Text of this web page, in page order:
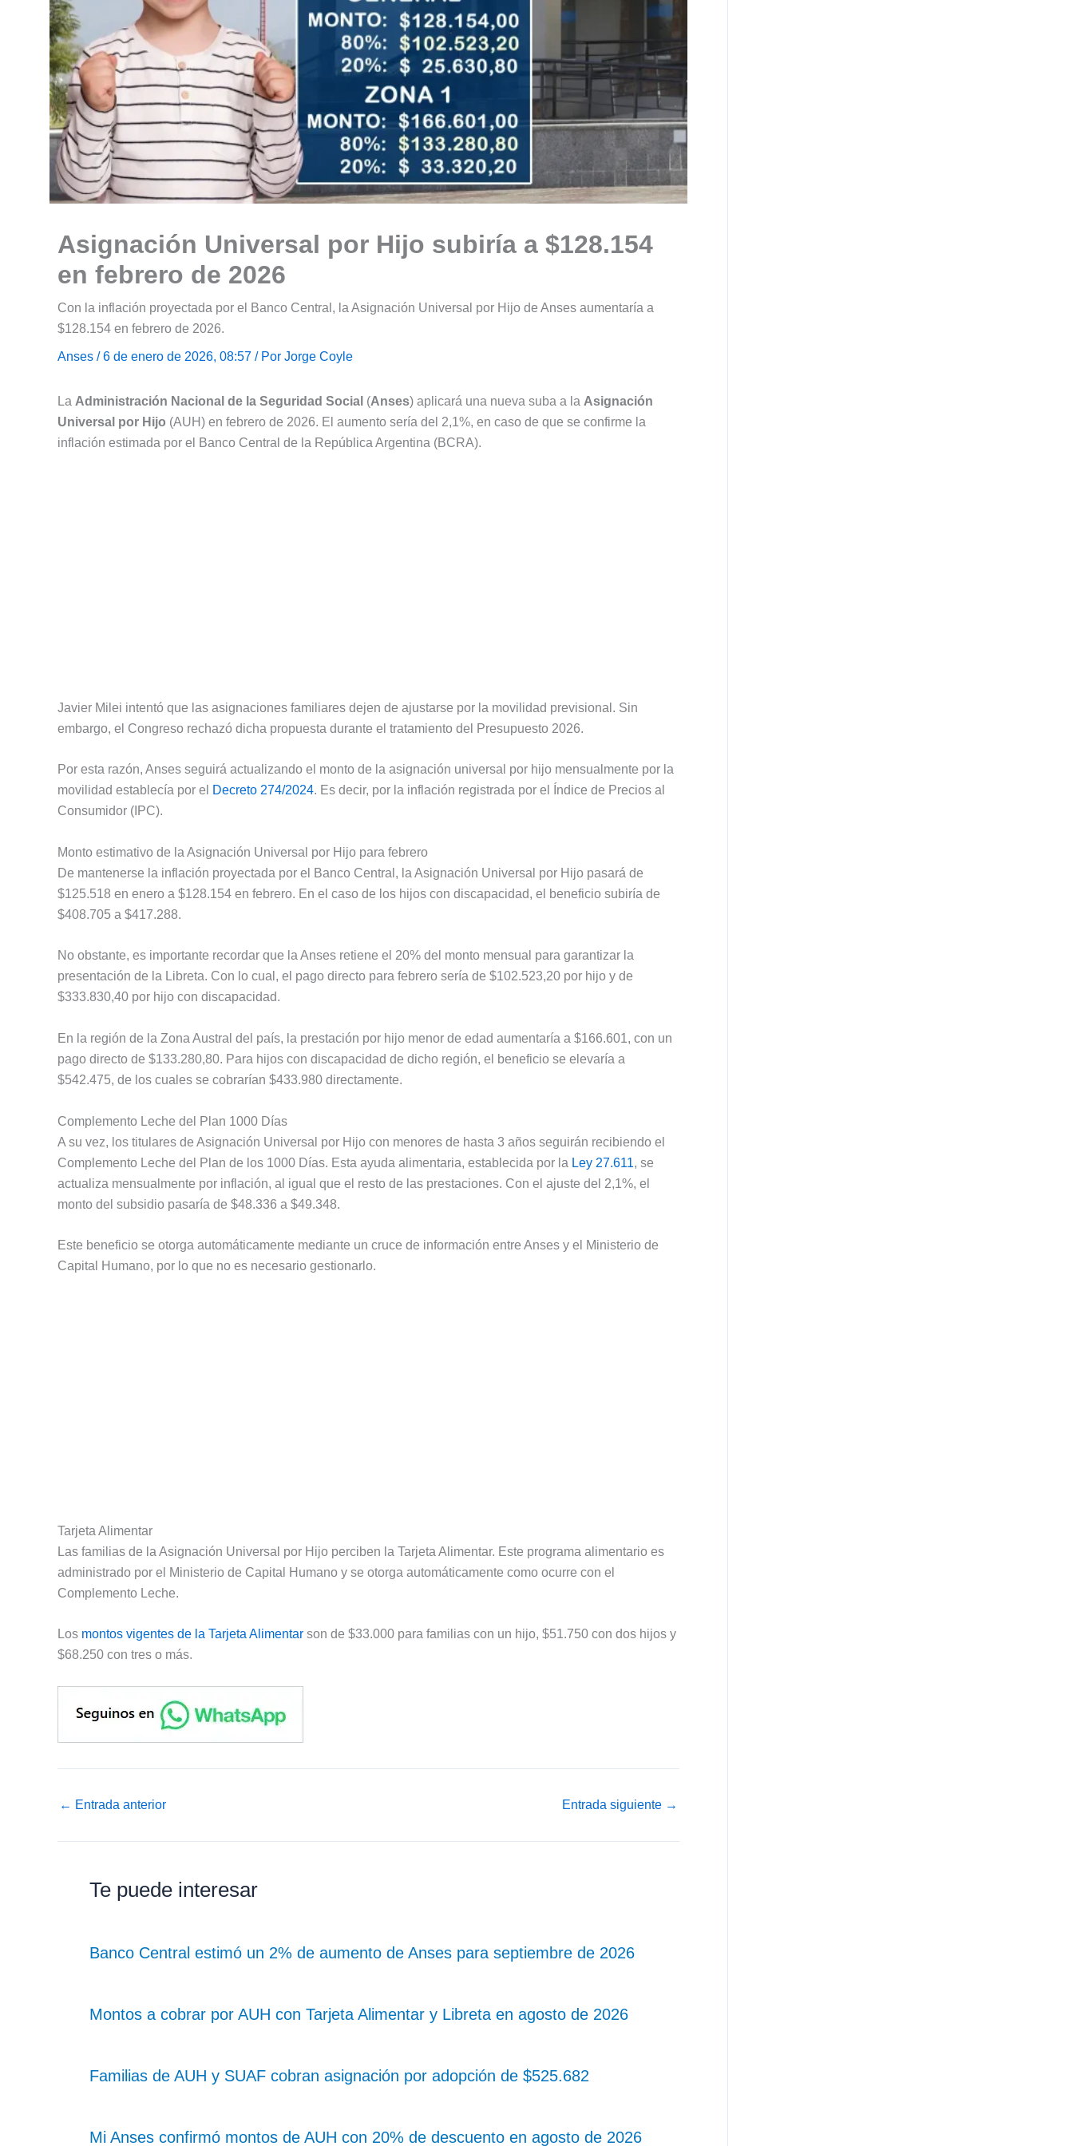
Asignación Universal por Hijo subiría a $128.154
en febrero de 2026
Con la inflación proyectada por el Banco Central, la Asignación Universal por Hijo de Anses aumentaría a
$128.154 en febrero de 2026.
Anses / 6 de enero de 2026, 08:57 / Por Jorge Coyle
La Administración Nacional de la Seguridad Social (Anses) aplicará una nueva suba a la Asignación
Universal por Hijo (AUH) en febrero de 2026. El aumento sería del 2,1%, en caso de que se confirme la
inflación estimada por el Banco Central de la República Argentina (BCRA).
Javier Milei intentó que las asignaciones familiares dejen de ajustarse por la movilidad previsional. Sin
embargo, el Congreso rechazó dicha propuesta durante el tratamiento del Presupuesto 2026.
Por esta razón, Anses seguirá actualizando el monto de la asignación universal por hijo mensualmente por la
movilidad establecía por el
Decreto 274/2024. Es decir, por la inflación registrada por el Índice de Precios al
Consumidor (IPC).
Monto estimativo de la Asignación Universal por Hijo para febrero
De mantenerse la inflación proyectada por el Banco Central, la Asignación Universal por Hijo pasará de
$125.518 en enero a $128.154 en febrero. En el caso de los hijos con discapacidad, el beneficio subiría de
$408.705 a $417.288.
No obstante, es importante recordar que la Anses retiene el 20% del monto mensual para garantizar la
presentación de la Libreta. Con lo cual, el pago directo para febrero sería de $102.523,20 por hijo y de
$333.830,40 por hijo con discapacidad.
En la región de la Zona Austral del país, la prestación por hijo menor de edad aumentaría a $166.601, con un
pago directo de $133.280,80. Para hijos con discapacidad de dicho región, el beneficio se elevaría a
$542.475, de los cuales se cobrarían $433.980 directamente.
Complemento Leche del Plan 1000 Días
A su vez, los titulares de Asignación Universal por Hijo con menores de hasta 3 años seguirán recibiendo el
Complemento Leche del Plan de los 1000 Días. Esta ayuda alimentaria, establecida por la Ley 27.611, se
actualiza mensualmente por inflación, al igual que el resto de las prestaciones. Con el ajuste del 2,1%, el
monto del subsidio pasaría de $48.336 a $49.348.
Este beneficio se otorga automáticamente mediante un cruce de información entre Anses y el Ministerio de
Capital Humano, por lo que no es necesario gestionarlo.
Tarjeta Alimentar
Las familias de la Asignación Universal por Hijo perciben la Tarjeta Alimentar. Este programa alimentario es
administrado por el Ministerio de Capital Humano y se otorga automáticamente como ocurre con el
Complemento Leche.
Los montos vigentes de la Tarjeta Alimentar son de $33.000 para familias con un hijo, $51.750 con dos hijos y
$68.250 con tres o más.
← Entrada anterior Entrada siguiente →
Te puede interesar
Banco Central estimó un 2% de aumento de Anses para septiembre de 2026
Montos a cobrar por AUH con Tarjeta Alimentar y Libreta en agosto de 2026
Familias de AUH y SUAF cobran asignación por adopción de $525.682
Mi Anses confirmó montos de AUH con 20% de descuento en agosto de 2026